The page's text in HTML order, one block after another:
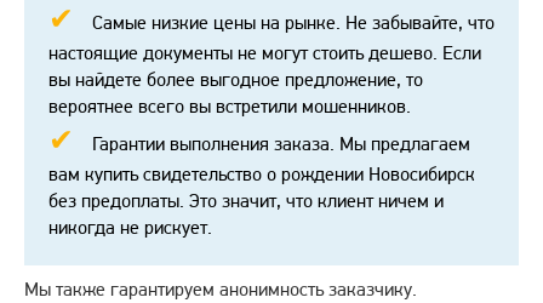
Самые низкие цены на рынке. Не забывайте, что
настоящие документы не могут стоить дешево. Если
вы найдете более выгодное предложение, то
вероятнее всего вы встретили мошенников.
Гарантии выполнения заказа. Мы предлагаем
вам купить свидетельство о рождении Новосибирск
без предоплаты. Это значит, что клиент ничем и
никогда не рискует.
Мы также гарантируем анонимность заказчику.